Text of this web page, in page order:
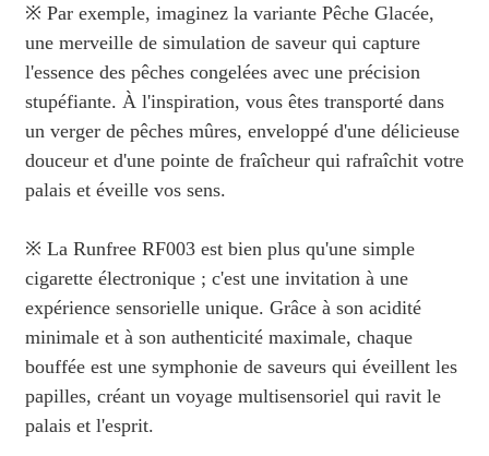
※ Par exemple, imaginez la variante Pêche Glacée,
une merveille de simulation de saveur qui capture
l'essence des pêches congelées avec une précision
stupéfiante. À l'inspiration, vous êtes transporté dans
un verger de pêches mûres, enveloppé d'une délicieuse
douceur et d'une pointe de fraîcheur qui rafraîchit votre
palais et éveille vos sens.
※ La Runfree RF003 est bien plus qu'une simple
cigarette électronique ; c'est une invitation à une
expérience sensorielle unique. Grâce à son acidité
minimale et à son authenticité maximale, chaque
bouffée est une symphonie de saveurs qui éveillent les
papilles, créant un voyage multisensoriel qui ravit le
palais et l'esprit.